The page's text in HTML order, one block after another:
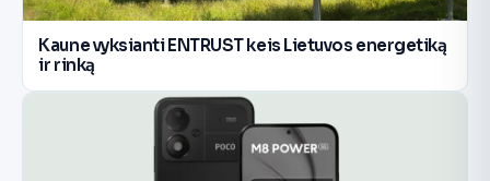
Kaune vyksianti ENTRUST keis Lietuvos energetiką
ir rinką